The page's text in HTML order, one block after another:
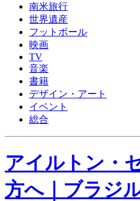
南米旅行
世界遺産
フットボール
映画
TV
音楽
書籍
デザイン・アート
イベント
総合
アイルトン・
方へ｜ブラジ